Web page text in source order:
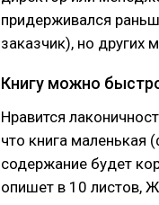
придерживался
заказчик), но других
Книгу можно
Нравится
что книга маленькая
содержание будет
опишет в 10 листов,